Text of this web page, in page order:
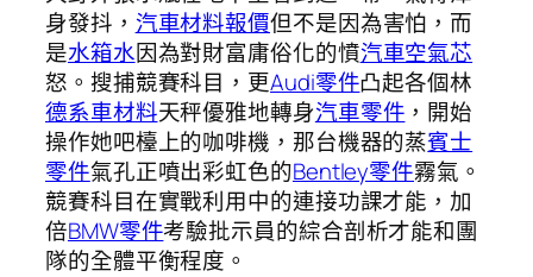
身發抖， 汽車材料報價但不是因為害怕，而
是水箱水因為對財富庸俗化的憤汽車空氣芯
怒。搜捕競賽科目，更Audi零件凸起各個林
德系車材料天秤優雅地轉身汽車零件 ，開始
操作她吧檯上的咖啡機，那台機器的蒸賓士
零件氣孔正噴出彩虹色的Bentley零件霧氣。
競賽科目在實戰利用中的連接功課才能，加
倍BMW零件考驗批示員的綜合剖析才能和團
隊的全體平衡程度。